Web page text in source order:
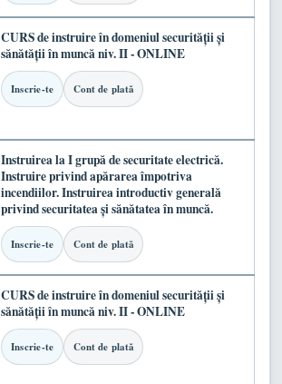
CURS de instruire în domeniul securității și
sănătății în muncă niv. II - ONLINE
Inscrie-te Cont de plată
Instruirea la I grupă de securitate electrică.
Instruire privind apărarea împotriva
incendiilor. Instruirea introductiv generală
privind securitatea și sănătatea în muncă.
Inscrie-te Cont de plată
CURS de instruire în domeniul securității și
sănătății în muncă niv. II - ONLINE
Inscrie-te Cont de plată